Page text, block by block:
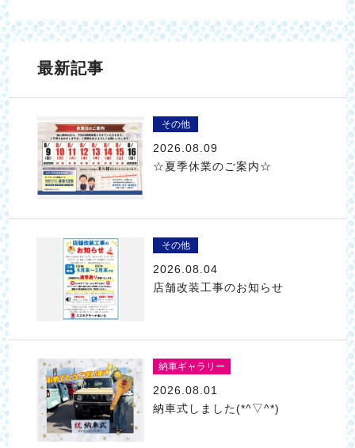
最新記事
その他
2026.08.09
☆夏季休業のご案内☆
その他
2026.08.04
店舗改装工事のお知らせ
納車ギャラリー
2026.08.01
納車式しました(*^▽^*)